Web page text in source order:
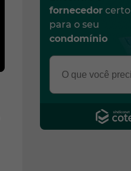
fornecedor certo
para o seu
condomínio